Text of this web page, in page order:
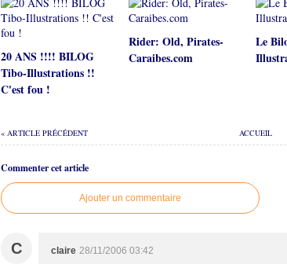
20 ANS !!!! BILOG
Tibo-Illustrations !!
C'est fou !
Rider: Old, Pirates-
Caraibes.com
Le
ACCUEIL
« ARTICLE PRÉCÉDENT
Commenter cet article
Ajouter un commentaire
C claire 28/11/2006 03:42